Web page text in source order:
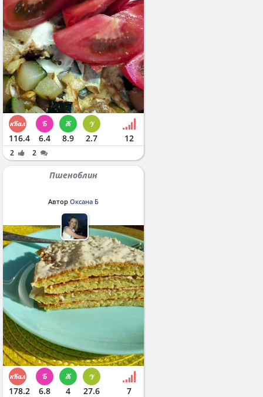
116.4 6.4 8.9 2.7 12
2 2
Пшеноблин
Автор Оксана Б
178.2 6.8 4 27.6 7